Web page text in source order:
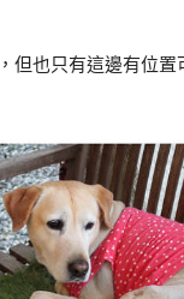
但也只有這邊有位置